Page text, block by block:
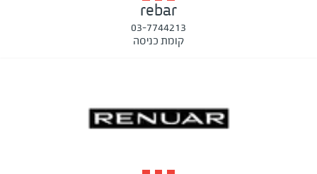
rebar
03-7744213
קומת כניסה